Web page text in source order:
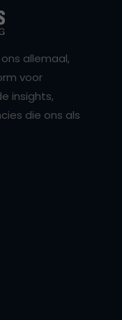
allemaal,
voor
insights,
die ons als